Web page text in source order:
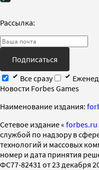
Рассылка:
Подписаться
Все сразу
Новости Forbes Games
Наименование издания:
Cетевое издание « forbes.ru
службой по надзору в
технологий и массовых
номер и дата принятия
ФС77-82431 от 23 декабря